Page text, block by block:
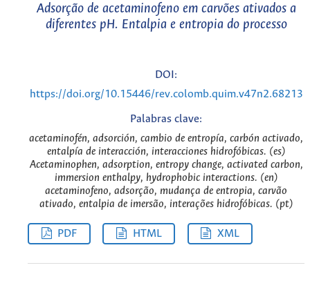
Adsorção de acetaminofeno em carvões ativados a
diferentes pH. Entalpia e entropia do processo
DOI:
https://doi.org/10.15446/rev.colomb.quim.v47n2.68213
Palabras clave:
acetaminofén, adsorción, cambio de entropía, carbón activado,
entalpía de interacción, interacciones hidrofóbicas. (es)
Acetaminophen, adsorption, entropy change, activated carbon,
immersion enthalpy, hydrophobic interactions. (en)
acetaminofeno, adsorção, mudança de entropia, carvão
ativado, entalpia de imersão, interações hidrofóbicas. (pt)
PDF HTML XML